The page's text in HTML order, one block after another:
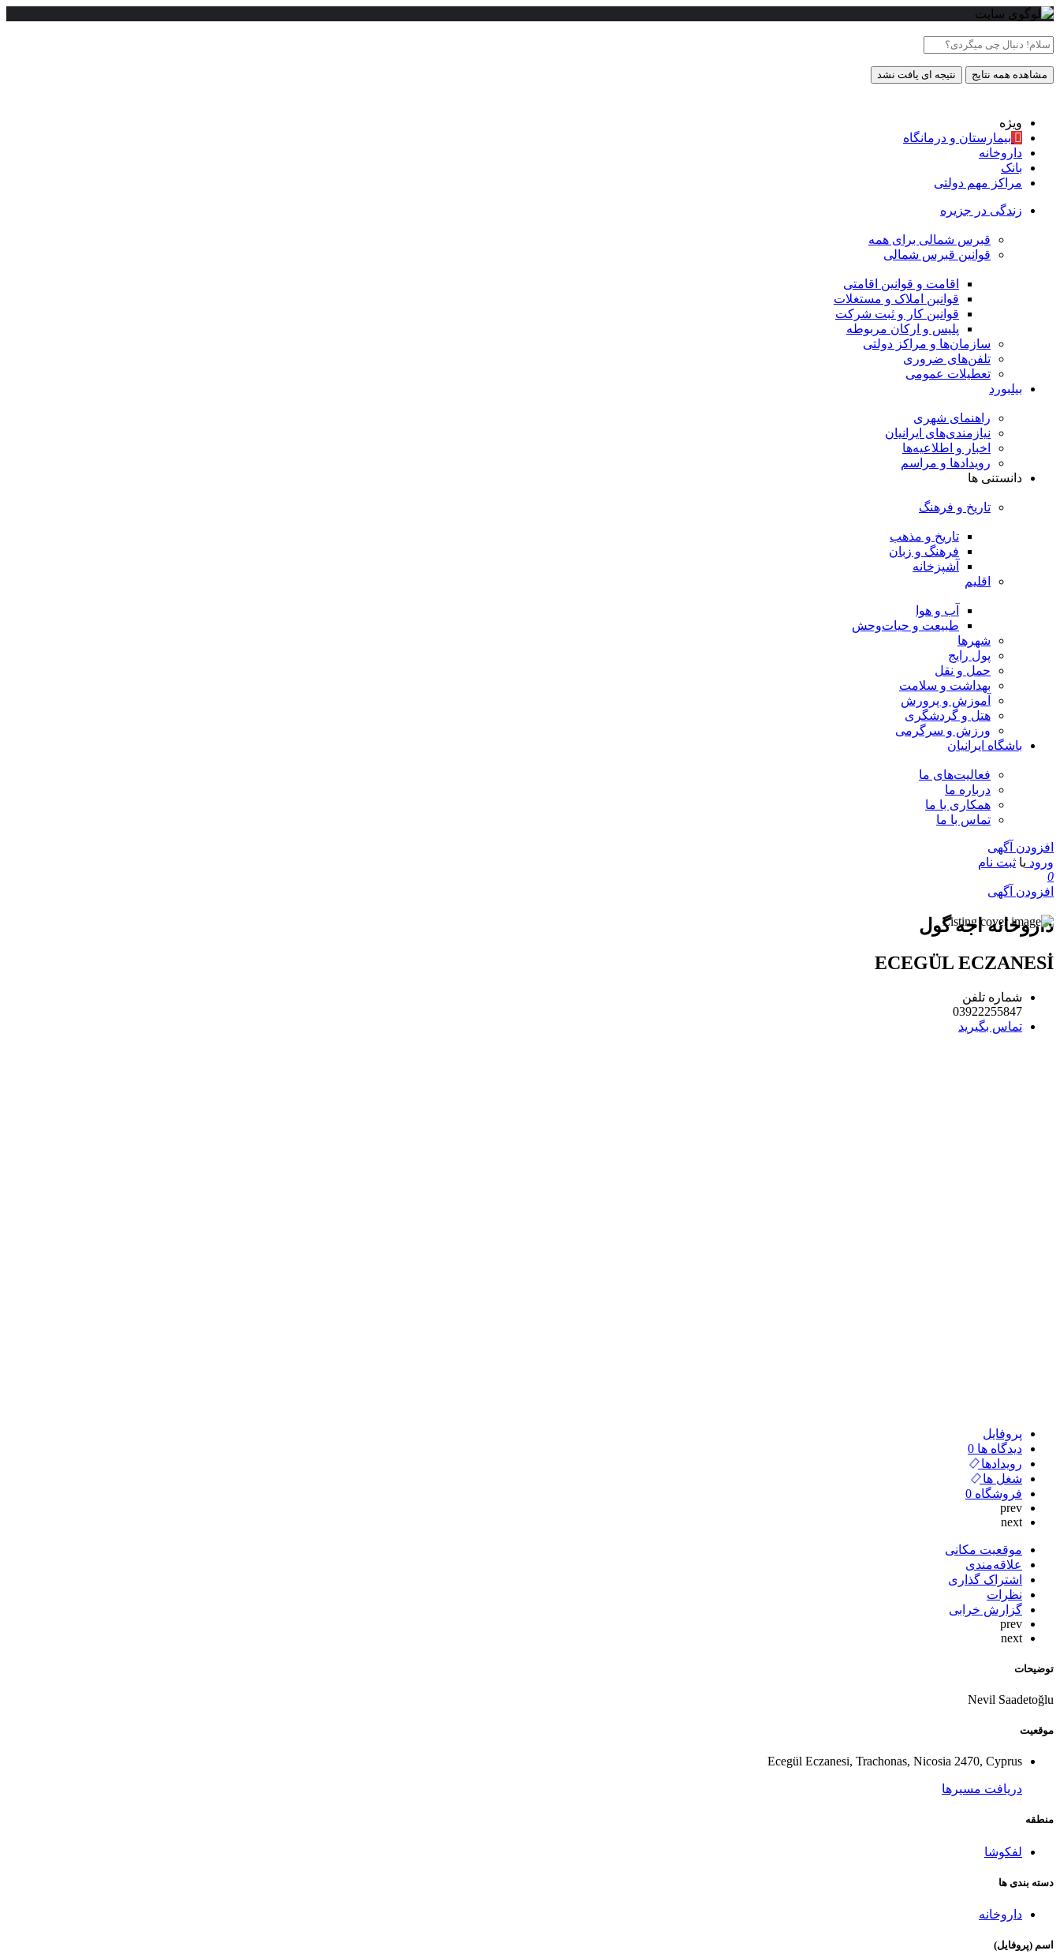
مشاهده همه نتایج نتیجه ای یافت نشد
ویژه
بیمارستان و درمانگاه
داروخانه
بانک
مراکز مهم دولتی
زندگی در جزیره
قبرس شمالی برای همه
قوانین قبرس شمالی
اقامت و قوانین اقامتی
قوانین املاک و مستغلات
قوانین کار و ثبت شرکت
پلیس و ارکان مربوطه
سازمان‌ها و مراکز دولتی
تلفن‌های ضروری
تعطیلات عمومی
بیلبورد
راهنمای شهری
نیازمندی‌های ایرانیان
اخبار و اطلاعیه‌ها
رویداد‌ها و مراسم
دانستنی ها
تاریخ و فرهنگ
تاریخ و مذهب
فرهنگ و زبان
آشپزخانه
اقلیم
آب و هوا
طبیعت و حیات‌وحش
شهرها
پول رایج
حمل و نقل
بهداشت و سلامت
آموزش و پرورش
هتل و گردشگری
ورزش و سرگرمی
باشگاه ایرانیان
فعالیت‌های ما
درباره ما
همکاری با ما
تماس با ما
افزودن آگهی
ورود یا ثبت نام
0
افزودن آگهی
داروخانه اجه گول
ECEGÜL ECZANESİ
شماره تلفن
03922255847
تماس بگیرید
پروفایل
دیدگاه ها 0
رویدادها
شغل ها
فروشگاه 0
prev
next
موقعیت مکانی
علاقه‌مندی
اشتراک گذاری
نظرات
گزارش خرابی
prev
next
توضیحات
Nevil Saadetoğlu
موقعیت
Ecegül Eczanesi, Trachonas, Nicosia 2470, Cyprus
دریافت مسیرها
منطقه
لفکوشا
دسته بندی ها
داروخانه
اسم (پروفایل)